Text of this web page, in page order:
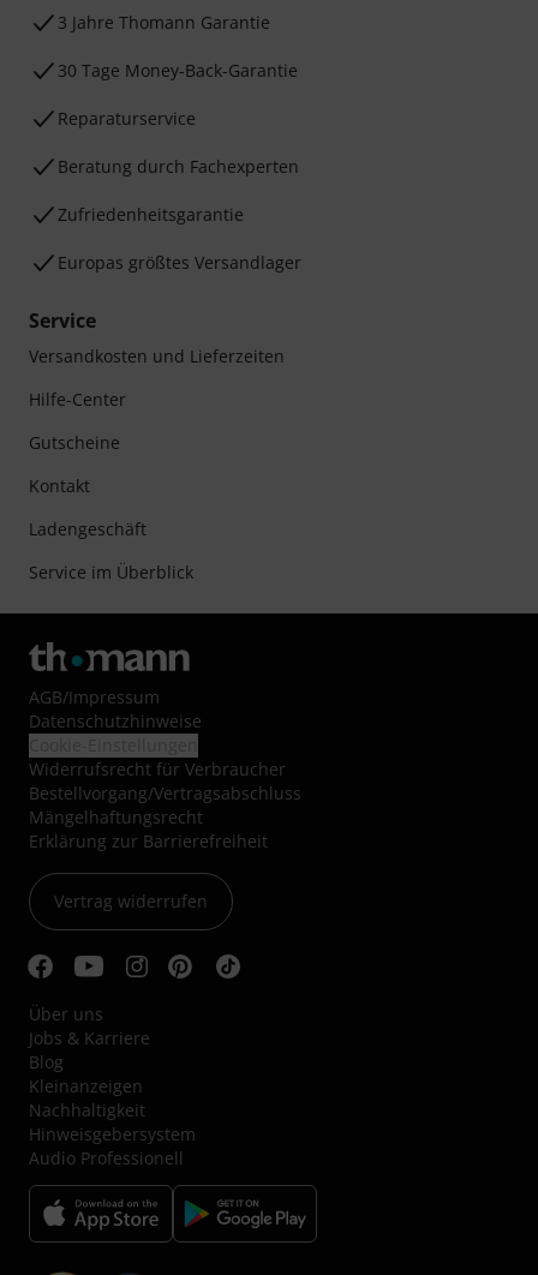
3 Jahre Thomann Garantie
30 Tage Money-Back-Garantie
Reparaturservice
Beratung durch Fachexperten
Zufriedenheitsgarantie
Europas größtes Versandlager
Service
Versandkosten und Lieferzeiten
Hilfe-Center
Gutscheine
Kontakt
Ladengeschäft
Service im Überblick
AGB/Impressum
Datenschutzhinweise
Widerrufsrecht für Verbraucher
Bestellvorgang/Vertragsabschluss
Mängelhaftungsrecht
Erklärung zur Barrierefreiheit
Vertrag widerrufen
Über uns
Jobs & Karriere
Blog
Kleinanzeigen
Nachhaltigkeit
Hinweisgebersystem
Audio Professionell